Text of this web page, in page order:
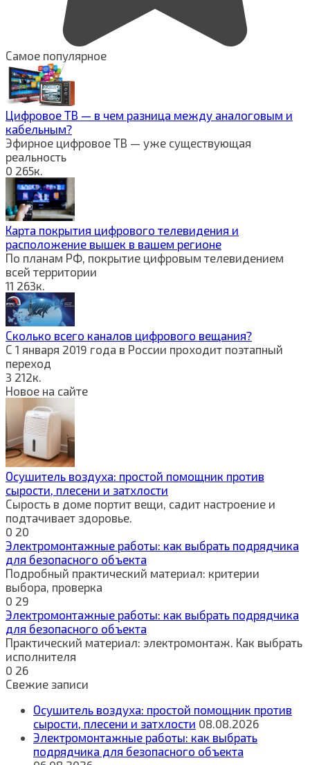
Самое популярное
Цифровое ТВ — в чем разница между аналоговым и
кабельным?
Эфирное цифровое ТВ — уже существующая
реальность
0 265к.
Карта покрытия цифрового телевидения и
расположение вышек в вашем регионе
По планам РФ, покрытие цифровым телевидением
всей территории
11 263к.
Сколько всего каналов цифрового вещания?
С 1 января 2019 года в России проходит поэтапный
переход
3 212к.
Новое на сайте
Осушитель воздуха: простой помощник против
сырости, плесени и затхлости
Сырость в доме портит вещи, садит настроение и
подтачивает здоровье.
0 20
Электромонтажные работы: как выбрать подрядчика
для безопасного объекта
Подробный практический материал: критерии
выбора, проверка
0 29
Электромонтажные работы: как выбрать подрядчика
для безопасного объекта
Практический материал: электромонтаж. Как выбрать
исполнителя
0 26
Свежие записи
Осушитель воздуха: простой помощник против
сырости, плесени и затхлости 08.08.2026
Электромонтажные работы: как выбрать
подрядчика для безопасного объекта